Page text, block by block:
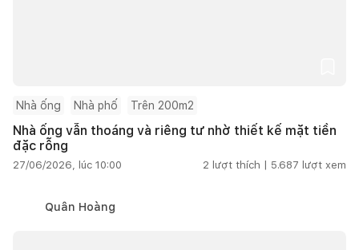
Nhà ống Nhà phố Trên 200m2
Nhà ống vẫn thoáng và riêng tư nhờ thiết kế mặt tiền
đặc rỗng
27/06/2026, lúc 10:00 2 lượt thích | 5.687 lượt xem
Quân Hoàng